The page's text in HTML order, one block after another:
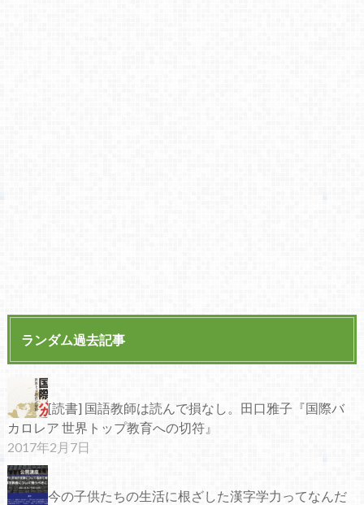
ランダム過去記事
[読書] 国語教師は読んで損なし。田口雅子『国際バ
カロレア 世界トップ教育への切符』
2017年2月7日
今の子供たちの生活に根ざした漢字学力ってなんだ